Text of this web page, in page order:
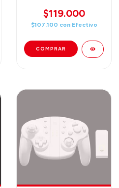
$119.000
$107.100 con Efectivo